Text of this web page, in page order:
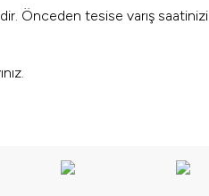
Önceden tesise varış saatinizi